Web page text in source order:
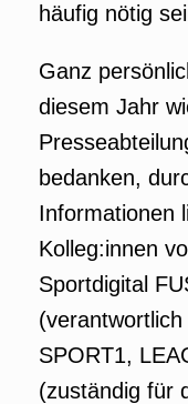
häufig nötig
Ganz
diesem Jahr
bedanken,
Informationen
Kolleg:innen
Sportdigital
SPORT1,
(zuständig für